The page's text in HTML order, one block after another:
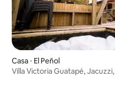
Casa ⋅ El Peñol
Villa Victoria Guatapé,